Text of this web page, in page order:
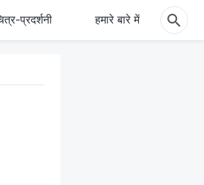
प्रदर्शनी हमारे बारे में